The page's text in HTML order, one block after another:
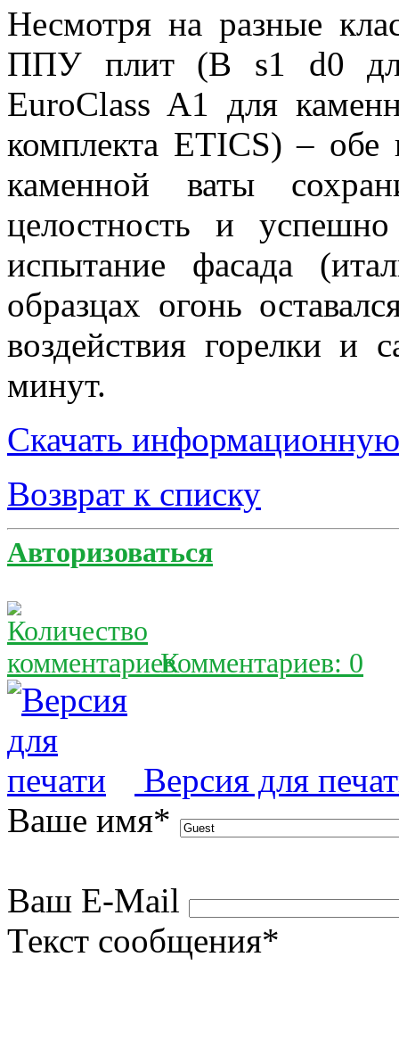
Несмотря на разные
ППУ плит (B s1 d0
EuroClass A1 для
комплекта ETICS) –
каменной ваты
целостность и
испытание фасада
образцах огонь
воздействия горелки и
минут.
Скачать
Возврат к списку
Авторизоваться
Комментариев: 0
Версия для
Ваше имя*
Ваш E-Mail
Текст сообщения*